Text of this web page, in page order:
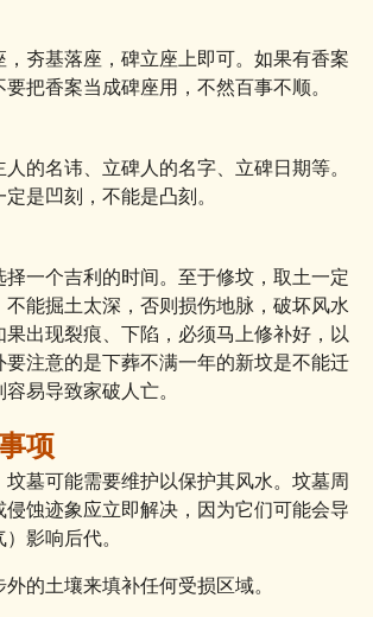
夯基落座，碑立座上即可。如果有香案
把香案当成碑座用，不然百事不顺。
的名讳、立碑人的名字、立碑日期等。
是凹刻，不能是凸刻。
一个吉利的时间。至于修坟，取土一定
能掘土太深，否则损伤地脉，破坏风水
出现裂痕、下陷，必须马上修补好，以
要注意的是下葬不满一年的新坟是不能迁
易导致家破人亡。
项
坟墓可能需要维护以保护其风水。坟墓周
侵蚀迹象应立即解决，因为它们可能会导
影响后代。
的土壤来填补任何受损区域。